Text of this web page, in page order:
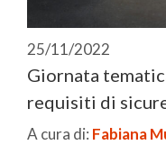
25/11/2022
Giornata
requisiti di
A cura di: Fabiana